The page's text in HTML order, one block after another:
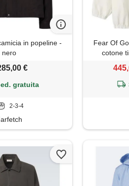
in popeline -
nero
€
gratuita
2-3-4
Fear Of
cotone